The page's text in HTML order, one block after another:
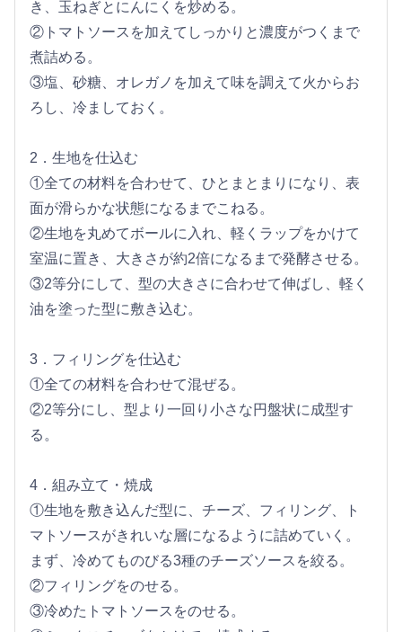
き、玉ねぎとにんにくを炒める。
②トマトソースを加えてしっかりと濃度がつくまで
煮詰める。
③塩、砂糖、オレガノを加えて味を調えて火からお
ろし、冷ましておく。
2．生地を仕込む
①全ての材料を合わせて、ひとまとまりになり、表
面が滑らかな状態になるまでこねる。
②生地を丸めてボールに入れ、軽くラップをかけて
室温に置き、大きさが約2倍になるまで発酵させる。
③2等分にして、型の大きさに合わせて伸ばし、軽く
油を塗った型に敷き込む。
3．フィリングを仕込む
①全ての材料を合わせて混ぜる。
②2等分にし、型より一回り小さな円盤状に成型す
る。
4．組み立て・焼成
①生地を敷き込んだ型に、チーズ、フィリング、ト
マトソースがきれいな層になるように詰めていく。
まず、冷めてものびる3種のチーズソースを絞る。
②フィリングをのせる。
③冷めたトマトソースをのせる。